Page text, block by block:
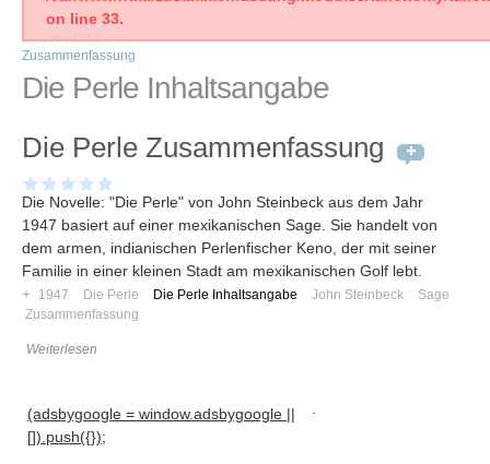
Emilia Galotti
1. Weltkrieg Zusammenfassung
Weimarer Republik
Die Räuber
Maria Stuart
on line 33.
Zusammenfassung
Die Perle Inhaltsangabe
Die Perle Zusammenfassung
Die Novelle: "Die Perle" von John Steinbeck aus dem Jahr
1947 basiert auf einer mexikanischen Sage. Sie handelt von
dem armen, indianischen Perlenfischer Keno, der mit seiner
Familie in einer kleinen Stadt am mexikanischen Golf lebt.
+ 1947 Die Perle Die Perle Inhaltsangabe John Steinbeck
Sage
Zusammenfassung
Weiterlesen
(adsbygoogle = window.adsbygoogle ||
[]).push({});